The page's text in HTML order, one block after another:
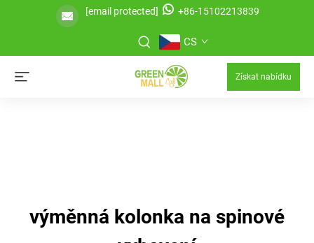
[email protected] +86-15102213839
CS
Získat nabídku
výměnná kolonka na spinové